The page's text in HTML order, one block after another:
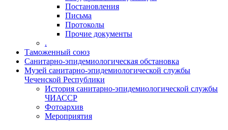
Постановления
Письма
Протоколы
Прочие документы
.
Таможенный союз
Санитарно-эпидемиологическая обстановка
Музей санитарно-эпидемиологической службы
Чеченской Республики
История санитарно-эпидемиологической службы
ЧИАССР
Фотоархив
Мероприятия